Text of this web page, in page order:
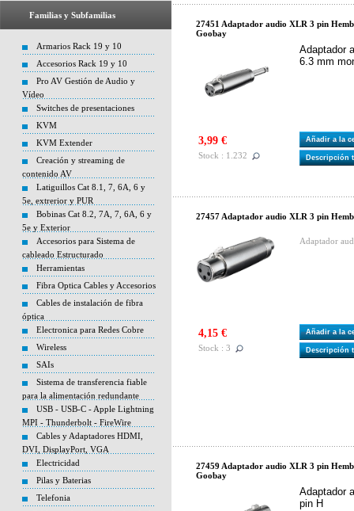
Familias y Subfamilias
Armarios Rack 19 y 10
Accesorios Rack 19 y 10
Pro AV Gestión de Audio y
Vídeo
Switches de presentaciones
KVM
KVM Extender
Creación y streaming de
contenido AV
Latiguillos Cat 8.1, 7, 6A, 6 y
5e, extrerior y PUR
Bobinas Cat 8.2, 7A, 7, 6A, 6 y
5e y Exterior
Accesorios para Sistema de
cableado Estructurado
Herramientas
Fibra Optica Cables y Accesorios
Cables de instalación de fibra
óptica
Electronica para Redes Cobre
Wireless
SAIs
Sistema de transferencia fiable
para la alimentación redundante
USB - USB-C - Apple Lightning
MPI - Thunderbolt - FireWire
Cables y Adaptadores HDMI,
DVI, DisplayPort, VGA
Electricidad
Pilas y Baterias
Telefonia
27451 Adaptador audio XLR 3 pin
Goobay
Adaptador
6.3 mm
3,99 €
Stock : 1.232
Añadir a la
Descripción
27457 Adaptador audio XLR 3 pin
Adaptador
4,15 €
Stock : 3
Añadir a la
Descripción
27459 Adaptador audio XLR 3 pin
Goobay
Adaptador
pin H